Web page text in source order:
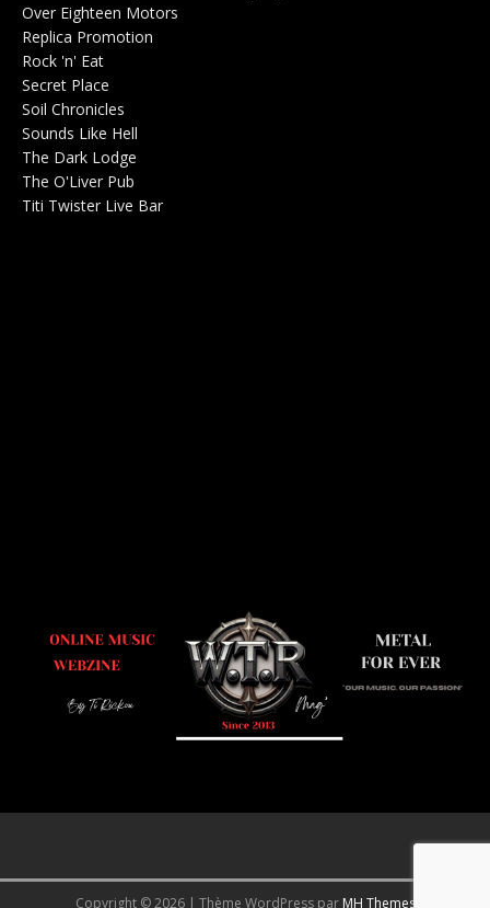
Over Eighteen Motors
Replica Promotion
Rock 'n' Eat
Secret Place
Soil Chronicles
Sounds Like Hell
The Dark Lodge
The O'Liver Pub
Titi Twister Live Bar
Copyright © 2026 | Thème WordPress par MH Themes